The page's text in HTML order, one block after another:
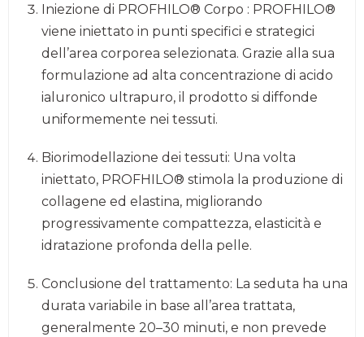
Iniezione di PROFHILO® Corpo : PROFHILO®
viene iniettato in punti specifici e strategici
dell’area corporea selezionata. Grazie alla sua
formulazione ad alta concentrazione di acido
ialuronico ultrapuro, il prodotto si diffonde
uniformemente nei tessuti.
Biorimodellazione dei tessuti: Una volta
iniettato, PROFHILO® stimola la produzione di
collagene ed elastina, migliorando
progressivamente compattezza, elasticità e
idratazione profonda della pelle.
Conclusione del trattamento: La seduta ha una
durata variabile in base all’area trattata,
generalmente 20–30 minuti, e non prevede